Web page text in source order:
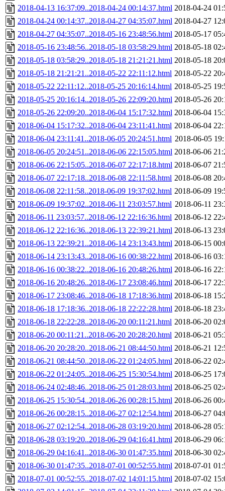
2018-04-13 16:37:09..2018-04-24 00:14:37.html 2018-04-24
2018-04-24 00:14:37..2018-04-27 04:35:07.html 2018-04-27
2018-04-27 04:35:07..2018-05-16 23:48:56.html 2018-05-17
2018-05-16 23:48:56..2018-05-18 03:58:29.html 2018-05-18
2018-05-18 03:58:29..2018-05-18 21:21:21.html 2018-05-18
2018-05-18 21:21:21..2018-05-22 22:11:12.html 2018-05-22
2018-05-22 22:11:12..2018-05-25 20:16:14.html 2018-05-25
2018-05-25 20:16:14..2018-05-26 22:09:20.html 2018-05-26
2018-05-26 22:09:20..2018-06-04 15:17:32.html 2018-06-04
2018-06-04 15:17:32..2018-06-04 23:11:41.html 2018-06-04
2018-06-04 23:11:41..2018-06-05 20:24:51.html 2018-06-05
2018-06-05 20:24:51..2018-06-06 22:15:05.html 2018-06-06
2018-06-06 22:15:05..2018-06-07 22:17:18.html 2018-06-07
2018-06-07 22:17:18..2018-06-08 22:11:58.html 2018-06-08
2018-06-08 22:11:58..2018-06-09 19:37:02.html 2018-06-09
2018-06-09 19:37:02..2018-06-11 23:03:57.html 2018-06-11
2018-06-11 23:03:57..2018-06-12 22:16:36.html 2018-06-12
2018-06-12 22:16:36..2018-06-13 22:39:21.html 2018-06-13
2018-06-13 22:39:21..2018-06-14 23:13:43.html 2018-06-15
2018-06-14 23:13:43..2018-06-16 00:38:22.html 2018-06-16
2018-06-16 00:38:22..2018-06-16 20:48:26.html 2018-06-16
2018-06-16 20:48:26..2018-06-17 23:08:46.html 2018-06-17
2018-06-17 23:08:46..2018-06-18 17:18:36.html 2018-06-18
2018-06-18 17:18:36..2018-06-18 22:22:28.html 2018-06-18
2018-06-18 22:22:28..2018-06-20 00:11:21.html 2018-06-20
2018-06-20 00:11:21..2018-06-20 20:28:20.html 2018-06-21
2018-06-20 20:28:20..2018-06-21 08:44:50.html 2018-06-21
2018-06-21 08:44:50..2018-06-22 01:24:05.html 2018-06-22
2018-06-22 01:24:05..2018-06-25 15:30:54.html 2018-06-25
2018-06-24 02:48:46..2018-06-25 01:28:03.html 2018-06-25
2018-06-25 15:30:54..2018-06-26 00:28:15.html 2018-06-26
2018-06-26 00:28:15..2018-06-27 02:12:54.html 2018-06-27
2018-06-27 02:12:54..2018-06-28 03:19:20.html 2018-06-28
2018-06-28 03:19:20..2018-06-29 04:16:41.html 2018-06-29
2018-06-29 04:16:41..2018-06-30 01:47:35.html 2018-06-30
2018-06-30 01:47:35..2018-07-01 00:52:55.html 2018-07-01
2018-07-01 00:52:55..2018-07-02 14:01:15.html 2018-07-02